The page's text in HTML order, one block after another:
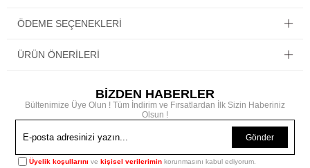
ÖDEME SEÇENEKLERI
ÜRÜN ÖNERILERI
BİZDEN HABERLER
Bültenimize Üye Olun ! Tüm İndirim ve Fırsatlardan İlk Sizin Haberiniz
Olsun !
Gönder
Üyelik koşullarını vekişisel verilerimin korunmasını kabul ediyorum.